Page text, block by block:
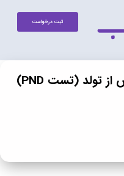
ثبت درخواست
آزمایش ژنتیک تشخیص پیش از تولد (تست PND)